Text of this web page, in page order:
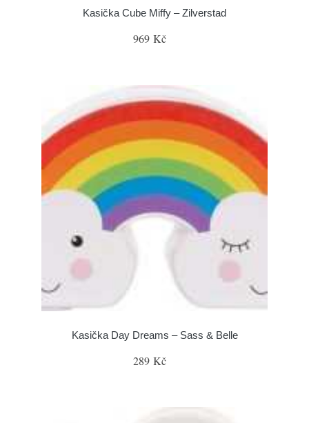
Kasička Cube Miffy – Zilverstad
969 Kč
Kasička Day Dreams – Sass & Belle
289 Kč